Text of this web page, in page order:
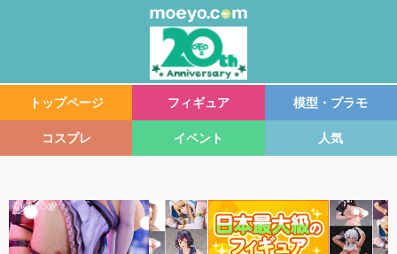
トップページ フィギュア 模型・プラモ
コスプレ イベント 人気